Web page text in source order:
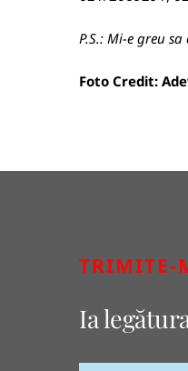
P.S.: Mi-e greu
Foto Credit:
TRIMITE-
Ia